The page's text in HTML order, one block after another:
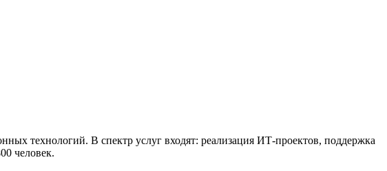
технологий. В спектр услуг входят: реализация ИТ-проектов, поддержка
человек.